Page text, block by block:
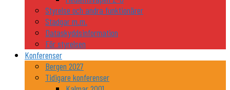
Styrelse och andra funktionärer
Stadgar m.m.
Dataskyddsinformation
För styrelsen
Konferenser
Bergen 2027
Tidigare konferenser